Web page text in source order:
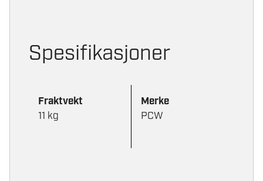
Spesifikasjoner
Fraktvekt
11 kg
Merke
PCW